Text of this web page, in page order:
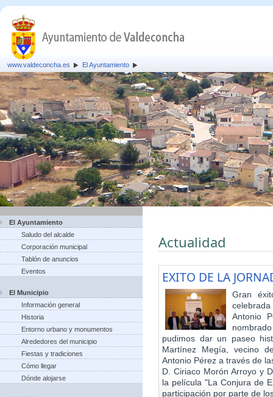
www.valdeconcha.es El Ayuntamiento
El Ayuntamiento
Saludo del alcalde
Corporación municipal
Tablón de anuncios
Eventos
El Municipio
Información general
Historia
Entorno urbano y monumentos
Alrededores del municipio
Fiestas y tradiciones
Cómo llegar
Dónde alojarse
Actualidad
EXITO DE LA
Gran
Antonio
pudimos dar un paseo
Martínez Megía, vecino
Antonio Pérez a través de
D. Ciriaco Morón Arroyo y
la película "La Conjura de
participación por parte de